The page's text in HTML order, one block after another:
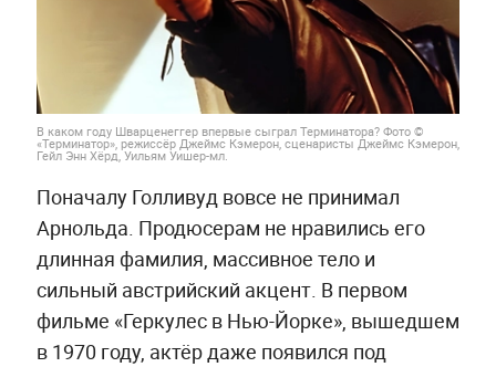
В каком году Шварценеггер впервые сыграл Терминатора? Фото ©
«Терминатор», режиссёр Джеймс Кэмерон, сценаристы Джеймс Кэмерон,
Гейл Энн Хёрд, Уильям Уишер-мл.
Поначалу Голливуд вовсе не принимал
Арнольда. Продюсерам не нравились его
длинная фамилия, массивное тело и
сильный австрийский акцент. В первом
фильме «Геркулес в Нью-Йорке», вышедшем
в 1970 году, актёр даже появился под